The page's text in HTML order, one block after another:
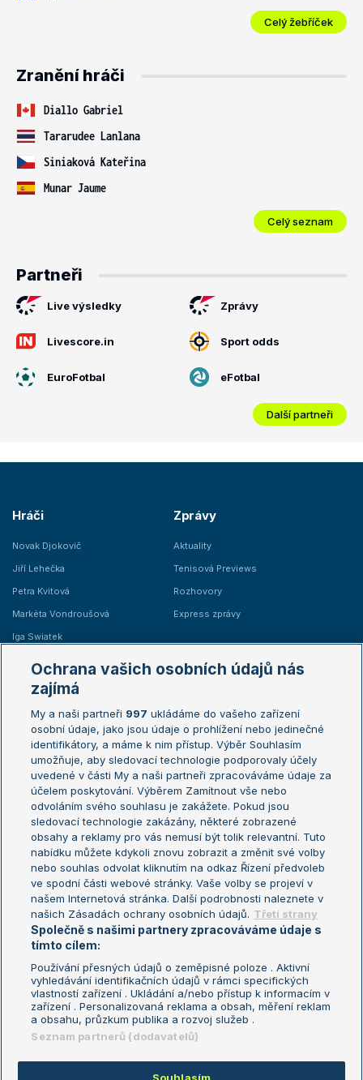
Celý žebříček
Zranění hráči
Diallo Gabriel
Tararudee Lanlana
Siniaková Kateřina
Munar Jaume
Celý seznam
Partneři
Live výsledky Zprávy
Livescore.in Sport odds
EuroFotbal eFotbal
Další partneři
Hráči
Novak Djokovič
Jiří Lehečka
Petra Kvitová
Markéta Vondroušová
Iga Swiatek
Zprávy
Aktuality
Tenisová Previews
Rozhovory
Express zprávy
Žebříčky
Žebříček ATP (muži)
Žebříček WTA (ženy)
Sázkařský žebříček
Australian Open
French Open
Wimbledon
US Open
Turnaj mistrů
Turnaj mistryň
Aktualní trendy
Fotbalové přestupy
Livesport Daily
LS Prague Open
Podmínky užití
Nastavení soukromí
GDPR a žurnalistika
Reklama
Kontakt
Informace o zpracování osobních
údajů
Ochrana vašich osobních údajů nás
zajímá
My a naši partneři 997 ukládáme do vašeho zařízení
osobní údaje, jako jsou údaje o prohlížení nebo jedinečné
identifikátory, a máme k nim přístup. Výběr Souhlasím
umožňuje, aby sledovací technologie podporovaly účely
uvedené v části My a naši partneři zpracováváme údaje za
účelem poskytování. Výběrem Zamítnout vše nebo
odvoláním svého souhlasu je zakážete. Pokud jsou
sledovací technologie zakázány, některé zobrazené
obsahy a reklamy pro vás nemusí být tolik relevantní. Tuto
nabídku můžete kdykoli znovu zobrazit a změnit své volby
nebo souhlas odvolat kliknutím na odkaz Řízení předvoleb
ve spodní části webové stránky. Vaše volby se projeví v
našem Internetová stránka. Další podrobnosti naleznete v
našich Zásadách ochrany osobních údajů. Třetí strany
Společně s našimi partnery zpracováváme údaje s
tímto cílem:
Používání přesných údajů o zeměpisné poloze . Aktivní
vyhledávání identifikačních údajů v rámci specifických
vlastností zařízení . Ukládání a/nebo přístup k informacím v
zařízení . Personalizovaná reklama a obsah, měření reklam
a obsahu, průzkum publika a rozvoj služeb .
Seznam partnerů (dodavatelů)